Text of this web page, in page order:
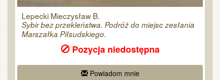
Lepecki Mieczysław B.
Sybir bez przekleństwa. Podróż do miejsc zesłania
Marszałka Piłsudskiego.
Pozycja niedostępna
Powiadom mnie